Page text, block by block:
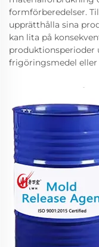
formförberedelser.
upprätthålla sina
kan lita på
produktionsperioder
frigöringsmedel eller